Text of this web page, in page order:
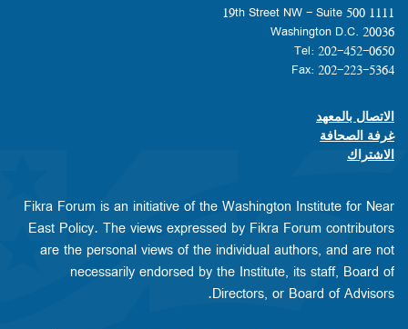
1111 19th Street NW - Suite 500
Washington D.C. 20036
Tel: 202-452-0650
Fax: 202-223-5364
Footer contact links
الاتصال بالمعهد
غرفة الصحافة
الاشتراك
Fikra Forum is an initiative of the Washington Institute for Near
East Policy. The views expressed by Fikra Forum contributors
are the personal views of the individual authors, and are not
necessarily endorsed by the Institute, its staff, Board of
Directors, or Board of Advisors.​​